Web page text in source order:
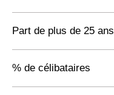
Part de plus de 25 ans
% de célibataires